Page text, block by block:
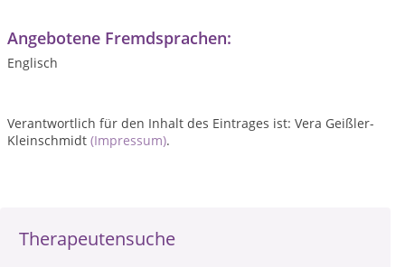
Therapeutensuche
Angebotene Fremdsprachen:
Englisch
Verantwortlich für den Inhalt des Eintrages ist: Vera Geißler-
Kleinschmidt (Impressum).